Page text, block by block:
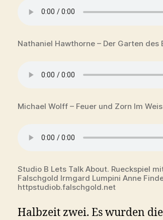
Nathaniel Hawthorne – Der Garten des
Michael Wolff – Feuer und Zorn Im
Studio B Lets Talk About. Rueckspiel
Falschgold Irmgard Lumpini Anne
httpstudiob.falschgold.net
Halbzeit zwei. Es wurden